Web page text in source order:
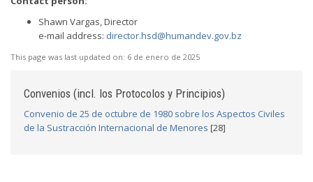
Shawn Vargas, Director
e-mail address: director.hsd@humandev.gov.bz
This page was last updated on: 6 de enero de 2025
Convenios (incl. los Protocolos y Principios)
Convenio de 25 de octubre de 1980 sobre los Aspectos Civiles
de la Sustracción Internacional de Menores [28]